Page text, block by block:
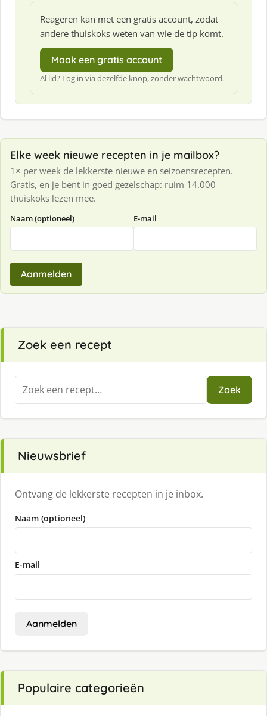
Reageren kan met een gratis account, zodat
andere thuiskoks weten van wie de tip komt.
Maak een gratis account
Al lid? Log in via dezelfde knop, zonder wachtwoord.
Elke week nieuwe recepten in je mailbox?
1× per week de lekkerste nieuwe en seizoensrecepten.
Gratis, en je bent in goed gezelschap: ruim 14.000
thuiskoks lezen mee.
Naam (optioneel) E-mail
Aanmelden
Zoek een recept
Zoeken
naar:
Zoek
Nieuwsbrief
Ontvang de lekkerste recepten in je inbox.
Naam (optioneel)
E-mail
Aanmelden
Populaire categorieën